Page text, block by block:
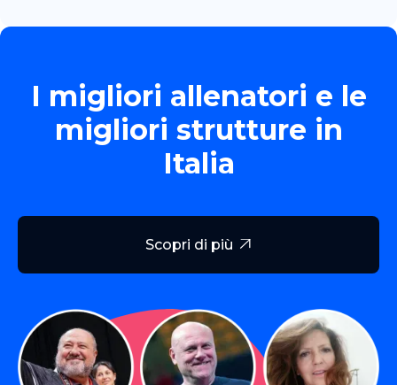
I migliori allenatori e le
migliori strutture in
Italia
Scopri di più 